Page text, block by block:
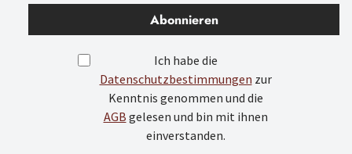
Abonnieren
Ich habe die
Datenschutzbestimmungen zur
Kenntnis genommen und die
AGB gelesen und bin mit ihnen
einverstanden.